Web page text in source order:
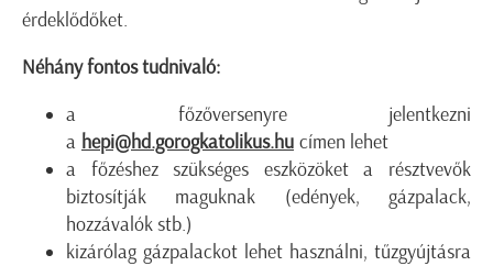
érdeklődőket.
Néhány fontos tudnivaló:
a főzőversenyre jelentkezni
a hepi@hd.gorogkatolikus.hu címen lehet
a főzéshez szükséges eszközöket a résztvevők
biztosítják maguknak (edények, gázpalack,
hozzávalók stb.)
kizárólag gázpalackot lehet használni, tűzgyújtásra